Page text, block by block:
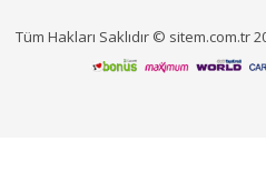
Tüm Hakları Saklıdır © sitem.com.tr